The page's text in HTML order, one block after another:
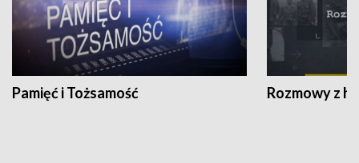
Pamięć i Tożsamość Rozmowy z